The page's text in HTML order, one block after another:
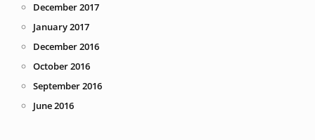
December 2017
January 2017
December 2016
October 2016
September 2016
June 2016